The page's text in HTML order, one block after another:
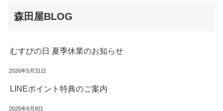
森田屋BLOG
むすびの日 夏季休業のお知らせ
2026年5月31日
LINEポイント特典のご案内
2025年6月8日